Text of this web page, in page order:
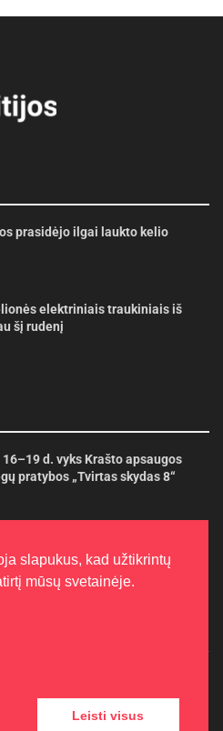
prasidėjo ilgai laukto kelio
elektriniais traukiniais iš
šį rudenį
d. vyks Krašto apsaugos
pratybos „Tvirtas skydas 8“
slapukus, kad užtikrintų
mūsų svetainėje.
Leisti visus